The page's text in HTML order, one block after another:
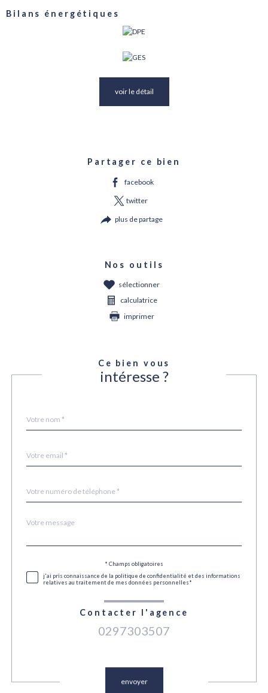
Bilans énergétiques
voir le détail
Partager ce bien
facebook
twitter
plus de partage
Nos outils
sélectionner
calculatrice
imprimer
Ce bien vous
intéresse ?
par
*
*
*
Fieldset
Message
*
* Champs obligatoires
j'ai pris connaissance de la politique de confidentialité et des informations
relatives au traitement de mes données personnelles*
Contacter l'agence
0297303507
envoyer